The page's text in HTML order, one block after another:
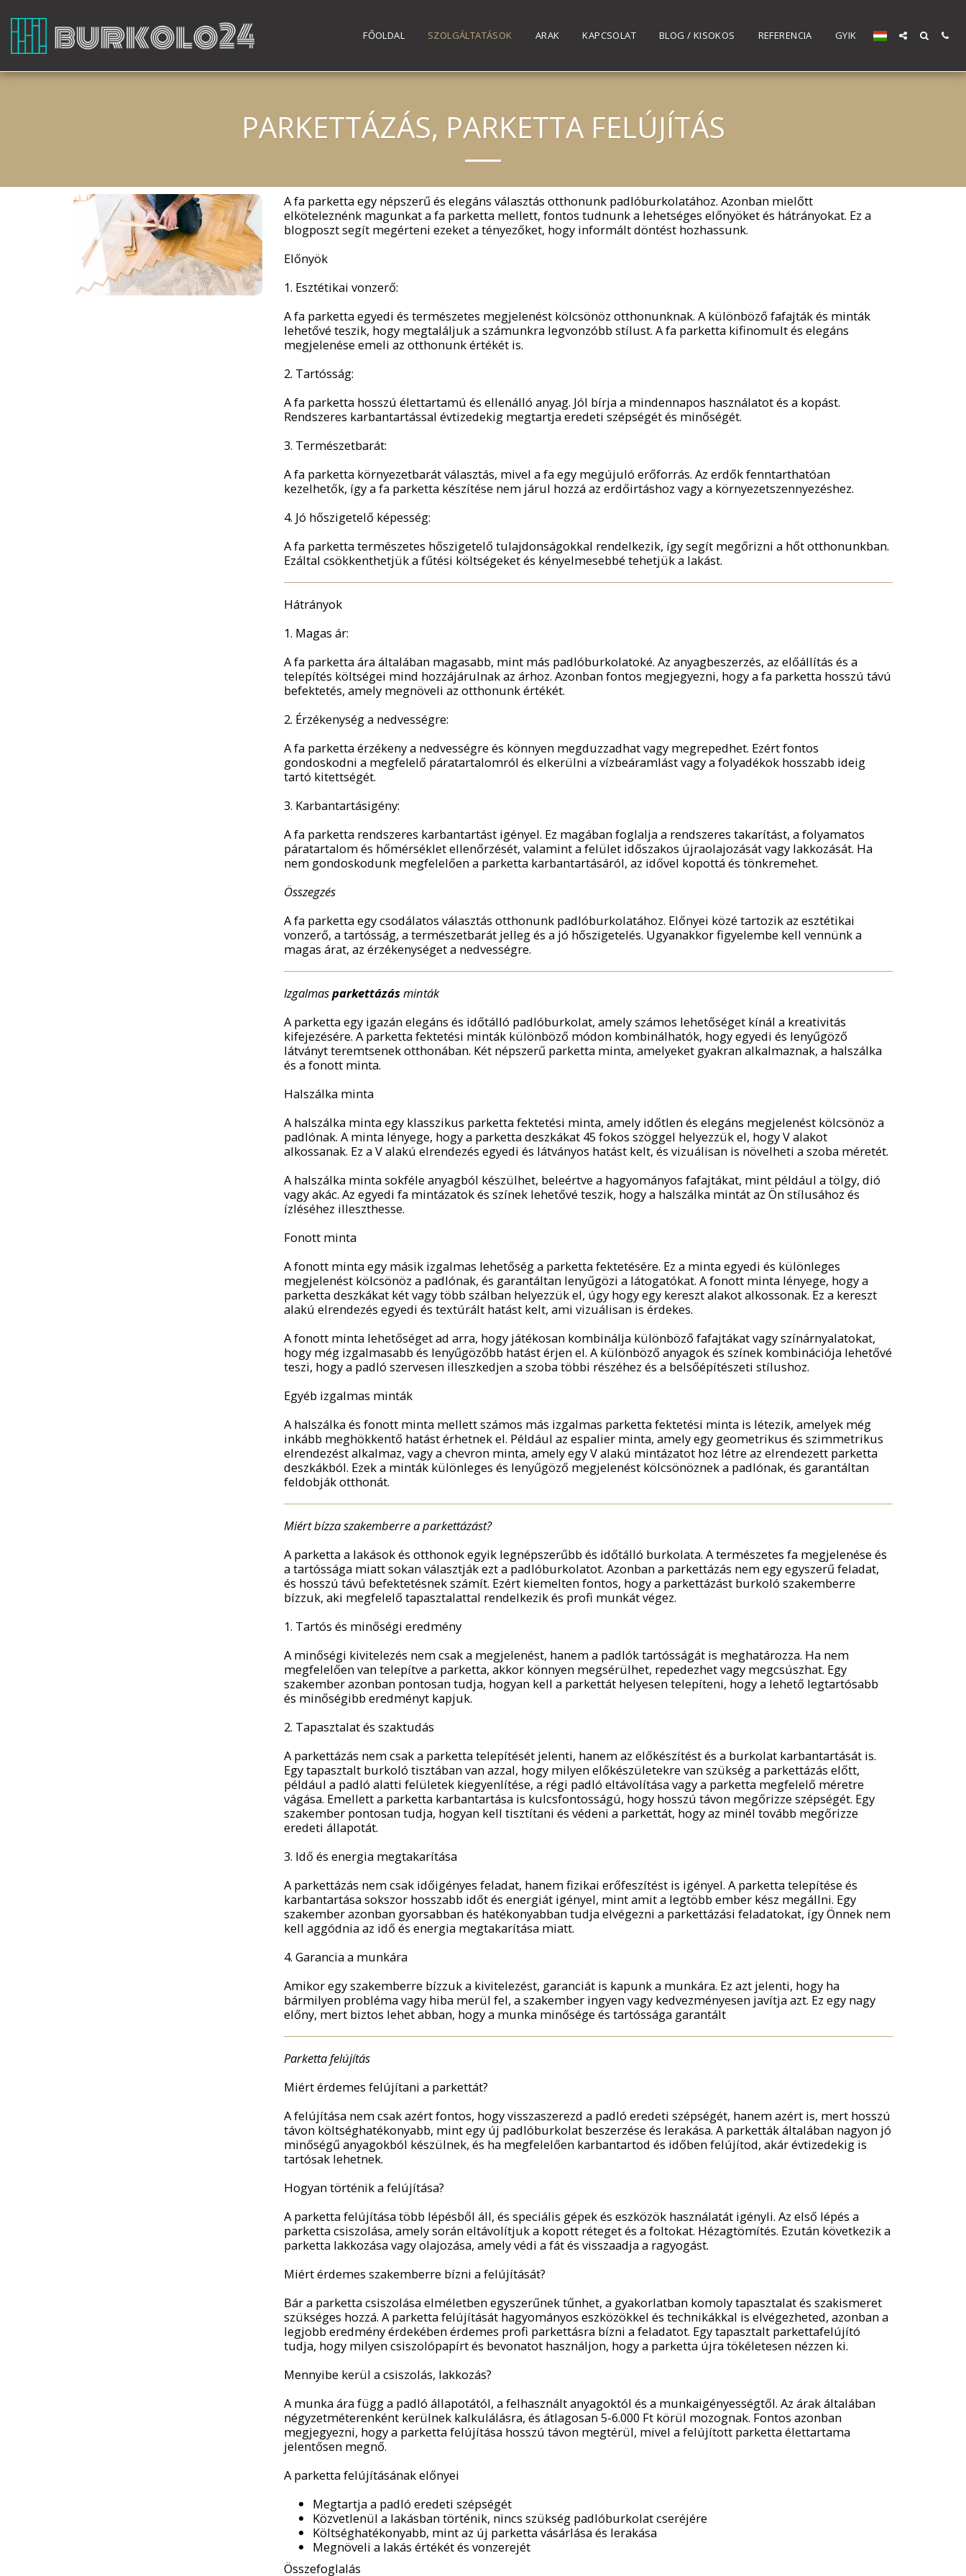
FŐOLDAL SZOLGÁLTATÁSOK ARAK KAPCSOLAT BLOG / KISOKOS REFERENCIA GYIK
PARKETTÁZÁS, PARKETTA FELÚJÍTÁS
A fa parketta egy népszerű és elegáns választás otthonunk padlóburkolatához. Azonban mielőtt
elköteleznénk magunkat a fa parketta mellett, fontos tudnunk a lehetséges előnyöket és hátrányokat. Ez a
blogposzt segít megérteni ezeket a tényezőket, hogy informált döntést hozhassunk.
Előnyök
1. Esztétikai vonzerő:
A fa parketta egyedi és természetes megjelenést kölcsönöz otthonunknak. A különböző fafajták és minták
lehetővé teszik, hogy megtaláljuk a számunkra legvonzóbb stílust. A fa parketta kifinomult és elegáns
megjelenése emeli az otthonunk értékét is.
2. Tartósság:
A fa parketta hosszú élettartamú és ellenálló anyag. Jól bírja a mindennapos használatot és a kopást.
Rendszeres karbantartással évtizedekig megtartja eredeti szépségét és minőségét.
3. Természetbarát:
A fa parketta környezetbarát választás, mivel a fa egy megújuló erőforrás. Az erdők fenntarthatóan
kezelhetők, így a fa parketta készítése nem járul hozzá az erdőirtáshoz vagy a környezetszennyezéshez.
4. Jó hőszigetelő képesség:
A fa parketta természetes hőszigetelő tulajdonságokkal rendelkezik, így segít megőrizni a hőt otthonunkban.
Ezáltal csökkenthetjük a fűtési költségeket és kényelmesebbé tehetjük a lakást.
Hátrányok
1. Magas ár:
A fa parketta ára általában magasabb, mint más padlóburkolatoké. Az anyagbeszerzés, az előállítás és a
telepítés költségei mind hozzájárulnak az árhoz. Azonban fontos megjegyezni, hogy a fa parketta hosszú távú
befektetés, amely megnöveli az otthonunk értékét.
2. Érzékenység a nedvességre:
A fa parketta érzékeny a nedvességre és könnyen megduzzadhat vagy megrepedhet. Ezért fontos
gondoskodni a megfelelő páratartalomról és elkerülni a vízbeáramlást vagy a folyadékok hosszabb ideig
tartó kitettségét.
3. Karbantartásigény:
A fa parketta rendszeres karbantartást igényel. Ez magában foglalja a rendszeres takarítást, a folyamatos
páratartalom és hőmérséklet ellenőrzését, valamint a felület időszakos újraolajozását vagy lakkozását. Ha
nem gondoskodunk megfelelően a parketta karbantartásáról, az idővel kopottá és tönkremehet.
Összegzés
A fa parketta egy csodálatos választás otthonunk padlóburkolatához. Előnyei közé tartozik az esztétikai
vonzerő, a tartósság, a természetbarát jelleg és a jó hőszigetelés. Ugyanakkor figyelembe kell vennünk a
magas árat, az érzékenységet a nedvességre.
Izgalmasparkettázásminták
A parketta egy igazán elegáns és időtálló padlóburkolat, amely számos lehetőséget kínál a kreativitás
kifejezésére. A parketta fektetési minták különböző módon kombinálhatók, hogy egyedi és lenyűgöző
látványt teremtsenek otthonában. Két népszerű parketta minta, amelyeket gyakran alkalmaznak, a halszálka
és a fonott minta.
Halszálka minta
A halszálka minta egy klasszikus parketta fektetési minta, amely időtlen és elegáns megjelenést kölcsönöz a
padlónak. A minta lényege, hogy a parketta deszkákat 45 fokos szöggel helyezzük el, hogy V alakot
alkossanak. Ez a V alakú elrendezés egyedi és látványos hatást kelt, és vizuálisan is növelheti a szoba méretét.
A halszálka minta sokféle anyagból készülhet, beleértve a hagyományos fafajtákat, mint például a tölgy, dió
vagy akác. Az egyedi fa mintázatok és színek lehetővé teszik, hogy a halszálka mintát az Ön stílusához és
ízléséhez illeszthesse.
Fonott minta
A fonott minta egy másik izgalmas lehetőség a parketta fektetésére. Ez a minta egyedi és különleges
megjelenést kölcsönöz a padlónak, és garantáltan lenyűgözi a látogatókat. A fonott minta lényege, hogy a
parketta deszkákat két vagy több szálban helyezzük el, úgy hogy egy kereszt alakot alkossonak. Ez a kereszt
alakú elrendezés egyedi és textúrált hatást kelt, ami vizuálisan is érdekes.
A fonott minta lehetőséget ad arra, hogy játékosan kombinálja különböző fafajtákat vagy színárnyalatokat,
hogy még izgalmasabb és lenyűgözőbb hatást érjen el. A különböző anyagok és színek kombinációja lehetővé
teszi, hogy a padló szervesen illeszkedjen a szoba többi részéhez és a belsőépítészeti stílushoz.
Egyéb izgalmas minták
A halszálka és fonott minta mellett számos más izgalmas parketta fektetési minta is létezik, amelyek még
inkább meghökkentő hatást érhetnek el. Például az espalier minta, amely egy geometrikus és szimmetrikus
elrendezést alkalmaz, vagy a chevron minta, amely egy V alakú mintázatot hoz létre az elrendezett parketta
deszkákból. Ezek a minták különleges és lenyűgöző megjelenést kölcsönöznek a padlónak, és garantáltan
feldobják otthonát.
Miért bízza szakemberre a parkettázást?
A parketta a lakások és otthonok egyik legnépszerűbb és időtálló burkolata. A természetes fa megjelenése és
a tartóssága miatt sokan választják ezt a padlóburkolatot. Azonban a parkettázás nem egy egyszerű feladat,
és hosszú távú befektetésnek számít. Ezért kiemelten fontos, hogy a parkettázást burkoló szakemberre
bízzuk, aki megfelelő tapasztalattal rendelkezik és profi munkát végez.
1. Tartós és minőségi eredmény
A minőségi kivitelezés nem csak a megjelenést, hanem a padlók tartósságát is meghatározza. Ha nem
megfelelően van telepítve a parketta, akkor könnyen megsérülhet, repedezhet vagy megcsúszhat. Egy
szakember azonban pontosan tudja, hogyan kell a parkettát helyesen telepíteni, hogy a lehető legtartósabb
és minőségibb eredményt kapjuk.
2. Tapasztalat és szaktudás
A parkettázás nem csak a parketta telepítését jelenti, hanem az előkészítést és a burkolat karbantartását is.
Egy tapasztalt burkoló tisztában van azzal, hogy milyen előkészületekre van szükség a parkettázás előtt,
például a padló alatti felületek kiegyenlítése, a régi padló eltávolítása vagy a parketta megfelelő méretre
vágása. Emellett a parketta karbantartása is kulcsfontosságú, hogy hosszú távon megőrizze szépségét. Egy
szakember pontosan tudja, hogyan kell tisztítani és védeni a parkettát, hogy az minél tovább megőrizze
eredeti állapotát.
3. Idő és energia megtakarítása
A parkettázás nem csak időigényes feladat, hanem fizikai erőfeszítést is igényel. A parketta telepítése és
karbantartása sokszor hosszabb időt és energiát igényel, mint amit a legtöbb ember kész megállni. Egy
szakember azonban gyorsabban és hatékonyabban tudja elvégezni a parkettázási feladatokat, így Önnek nem
kell aggódnia az idő és energia megtakarítása miatt.
4. Garancia a munkára
Amikor egy szakemberre bízzuk a kivitelezést, garanciát is kapunk a munkára. Ez azt jelenti, hogy ha
bármilyen probléma vagy hiba merül fel, a szakember ingyen vagy kedvezményesen javítja azt. Ez egy nagy
előny, mert biztos lehet abban, hogy a munka minősége és tartóssága garantált
Parketta felújítás
Miért érdemes felújítani a parkettát?
A felújítása nem csak azért fontos, hogy visszaszerezd a padló eredeti szépségét, hanem azért is, mert hosszú
távon költséghatékonyabb, mint egy új padlóburkolat beszerzése és lerakása. A parketták általában nagyon jó
minőségű anyagokból készülnek, és ha megfelelően karbantartod és időben felújítod, akár évtizedekig is
tartósak lehetnek.
Hogyan történik a felújítása?
A parketta felújítása több lépésből áll, és speciális gépek és eszközök használatát igényli. Az első lépés a
parketta csiszolása, amely során eltávolítjuk a kopott réteget és a foltokat. Hézagtömítés. Ezután következik a
parketta lakkozása vagy olajozása, amely védi a fát és visszaadja a ragyogást.
Miért érdemes szakemberre bízni a felújítását?
Bár a parketta csiszolása elméletben egyszerűnek tűnhet, a gyakorlatban komoly tapasztalat és szakismeret
szükséges hozzá. A parketta felújítását hagyományos eszközökkel és technikákkal is elvégezheted, azonban a
legjobb eredmény érdekében érdemes profi parkettásra bízni a feladatot. Egy tapasztalt parkettafelújító
tudja, hogy milyen csiszolópapírt és bevonatot használjon, hogy a parketta újra tökéletesen nézzen ki.
Mennyibe kerül a csiszolás, lakkozás?
A munka ára függ a padló állapotától, a felhasznált anyagoktól és a munkaigényességtől. Az árak általában
négyzetméterenként kerülnek kalkulálásra, és átlagosan 5-6.000 Ft körül mozognak. Fontos azonban
megjegyezni, hogy a parketta felújítása hosszú távon megtérül, mivel a felújított parketta élettartama
jelentősen megnő.
A parketta felújításának előnyei
Megtartja a padló eredeti szépségét
Közvetlenül a lakásban történik, nincs szükség padlóburkolat cseréjére
Költséghatékonyabb, mint az új parketta vásárlása és lerakása
Megnöveli a lakás értékét és vonzerejét
Összefoglalás